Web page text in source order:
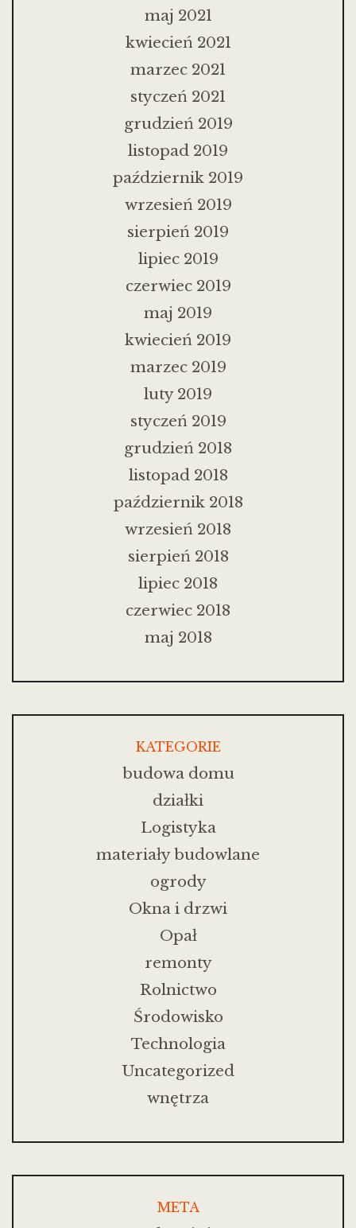
maj 2021
kwiecień 2021
marzec 2021
styczeń 2021
grudzień 2019
listopad 2019
październik 2019
wrzesień 2019
sierpień 2019
lipiec 2019
czerwiec 2019
maj 2019
kwiecień 2019
marzec 2019
luty 2019
styczeń 2019
grudzień 2018
listopad 2018
październik 2018
wrzesień 2018
sierpień 2018
lipiec 2018
czerwiec 2018
maj 2018
KATEGORIE
budowa domu
działki
Logistyka
materiały budowlane
ogrody
Okna i drzwi
Opał
remonty
Rolnictwo
Środowisko
Technologia
Uncategorized
wnętrza
META